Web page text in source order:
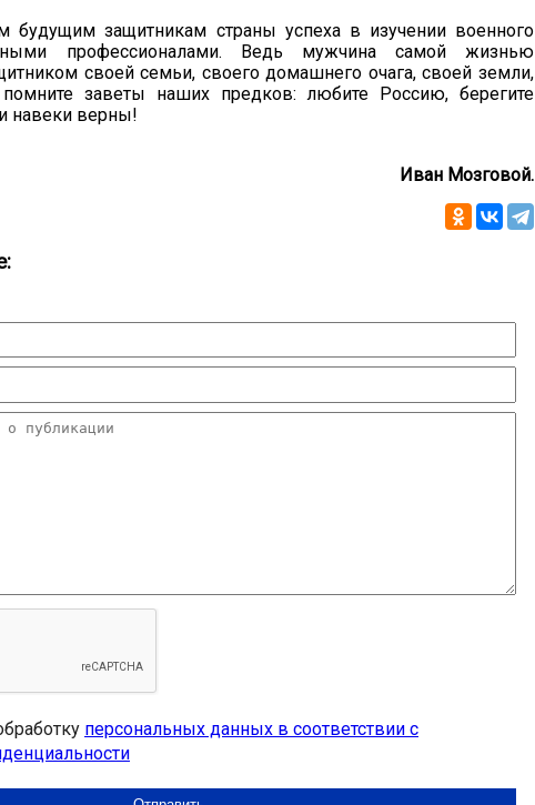
будущим защитникам страны успеха в изучении военного
профессионалами. Ведь мужчина самой жизнью
своей семьи, своего домашнего очага, своей земли,
заветы наших предков: любите Россию, берегите
навеки верны!
Иван Мозговой.
персональных данных в соответствии с